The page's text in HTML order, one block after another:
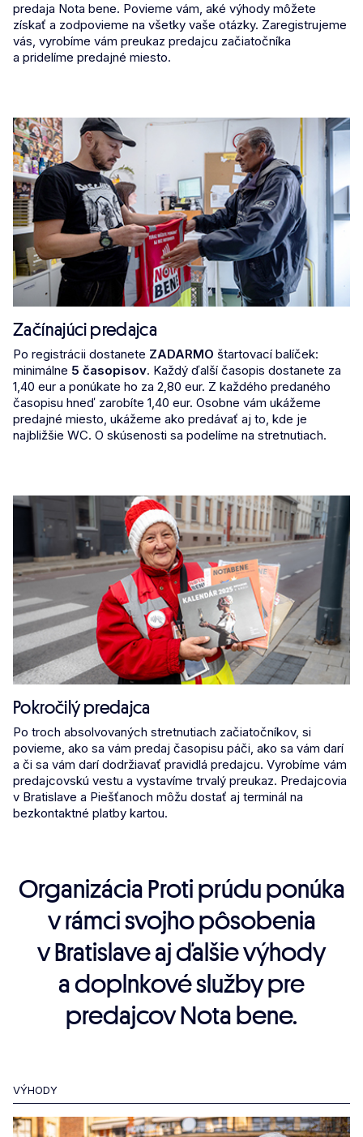
predaja Nota bene. Povieme vám, aké výhody môžete
získať a zodpovieme na všetky vaše otázky. Zaregistrujeme
vás, vyrobíme vám preukaz predajcu začiatočníka
a pridelíme predajné miesto.
Začínajúci predajca
Po registrácii dostanete ZADARMO štartovací balíček:
minimálne 5 časopisov. Každý ďalší časopis dostanete za
1,40 eur a ponúkate ho za 2,80 eur. Z každého predaného
časopisu hneď zarobíte 1,40 eur. Osobne vám ukážeme
predajné miesto, ukážeme ako predávať aj to, kde je
najbližšie WC. O skúsenosti sa podelíme na stretnutiach.
Pokročilý predajca
Po troch absolvovaných stretnutiach začiatočníkov, si
povieme, ako sa vám predaj časopisu páči, ako sa vám darí
a či sa vám darí dodržiavať pravidlá predajcu. Vyrobíme vám
predajcovskú vestu a vystavíme trvalý preukaz. Predajcovia
v Bratislave a Piešťanoch môžu dostať aj terminál na
bezkontaktné platby kartou.
Organizácia Proti prúdu ponúka
v rámci svojho pôsobenia
v Bratislave aj ďalšie výhody
a doplnkové služby pre
predajcov Nota bene.
VÝHODY